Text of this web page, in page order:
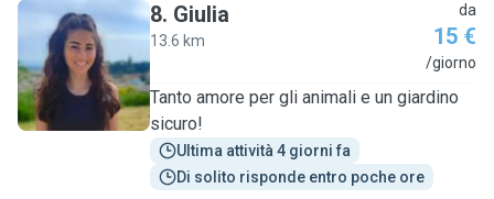
G
8. Giulia
13.6 km
da
15 €
/giorno
Tanto amore per gli animali e un giardino
sicuro!
Ultima attività 4 giorni fa
Di solito risponde entro poche ore